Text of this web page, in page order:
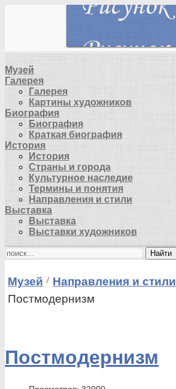
Музей
Галерея
Галерея
Картины художников
Биография
Биография
Краткая биография
История
История
Страны и города
Культурное наследие
Термины и понятия
Направления и стили
Выставка
Выставка
Выставки художников
Найти
Музей
Направления и стили
Постмодернизм
Постмодернизм